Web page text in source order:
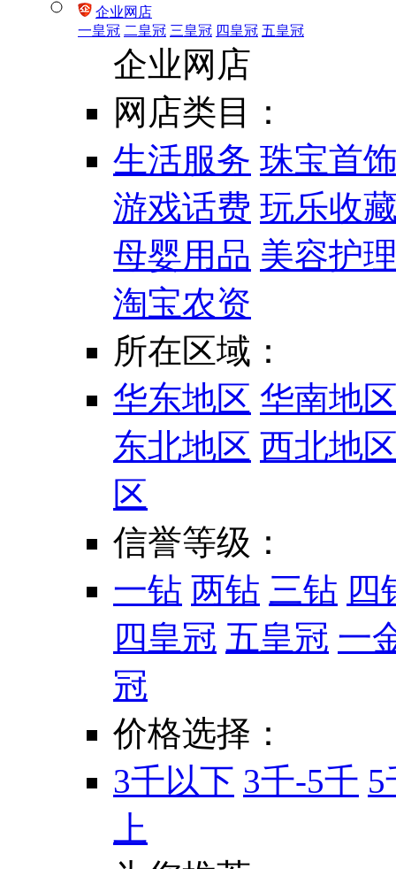
企业网店
一皇冠 二皇冠 三皇冠 四皇冠 五皇冠
企业网店
网店类目：
生活服务 珠宝首
游戏话费 玩乐收
母婴用品 美容护
淘宝农资
所在区域：
华东地区 华南地
东北地区 西北地
区
信誉等级：
一钻 两钻 三钻 四
四皇冠 五皇冠 一
冠
价格选择：
3千以下 3千-5千 5
上